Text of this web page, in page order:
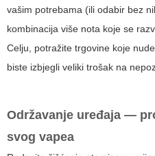
vašim potrebama (ili odabir bez
kombinacija više nota koje se
Celju, potražite trgovine koje
biste izbjegli veliki trošak na
Održavanje uređaja —
svog vapea